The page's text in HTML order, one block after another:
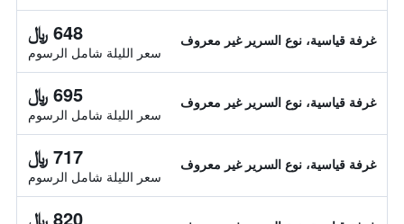
غرفة قياسية، نوع السرير غير معروف 648 ﷼
سعر الليلة شامل الرسوم
غرفة قياسية، نوع السرير غير معروف 695 ﷼
سعر الليلة شامل الرسوم
غرفة قياسية، نوع السرير غير معروف 717 ﷼
سعر الليلة شامل الرسوم
820 ﷼